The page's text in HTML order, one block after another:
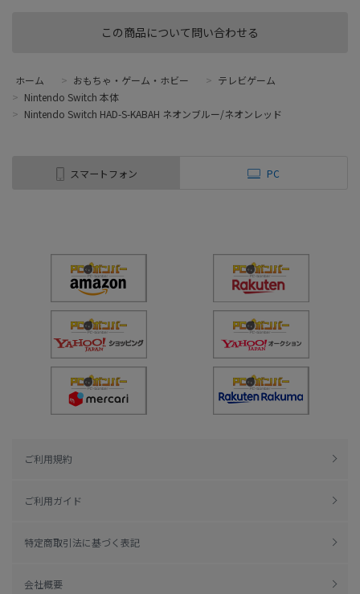
この商品について問い合わせる
ホーム > おもちゃ・ゲーム・ホビー > テレビゲーム
> Nintendo Switch 本体
> Nintendo Switch HAD-S-KABAH ネオンブルー/ネオンレッド
スマートフォン PC
ご利用規約
ご利用ガイド
特定商取引法に基づく表記
会社概要